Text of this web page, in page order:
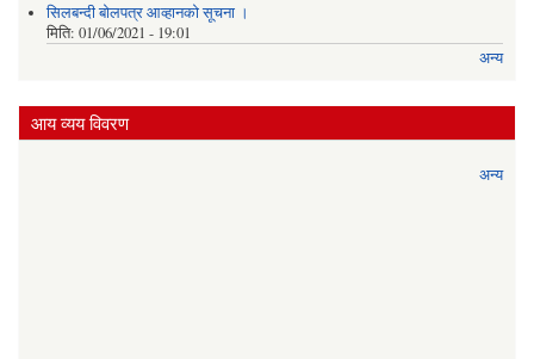
सिलबन्दी बोलपत्र आव्हानको सूचना ।
मिति: 01/06/2021 - 19:01
अन्य
आय व्यय विवरण
अन्य